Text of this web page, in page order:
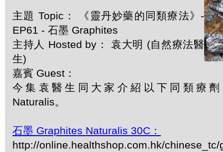
主題 Topic： 《靈丹妙藥的同類療法》-
EP61 - 石墨 Graphites
主持人 Hosted by： 袁大明 (自然療法醫
生)
嘉賓 Guest：
今集袁醫生同大家介紹以下同類療劑
Naturalis。
石墨 Graphites Naturalis 30C：
http://online.healthshop.com.hk/